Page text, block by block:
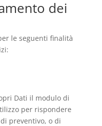
dei
le seguenti finalità
Dati il modulo di
per rispondere
preventivo, o di